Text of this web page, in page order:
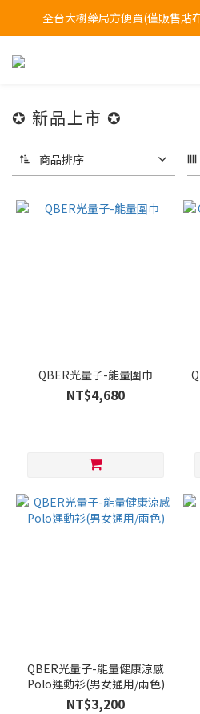
訂購專線 0800-272-273 (服務
全台大樹藥局方便買(僅販售貼
訂購專線 0800-272-273 (服務
✪ 新品上市 ✪
商品排序
QBER光量子-能量圍巾
NT$4,680
QBER光量子-能量健康涼感
Polo運動衫(男女通用/兩色)
NT$3,200